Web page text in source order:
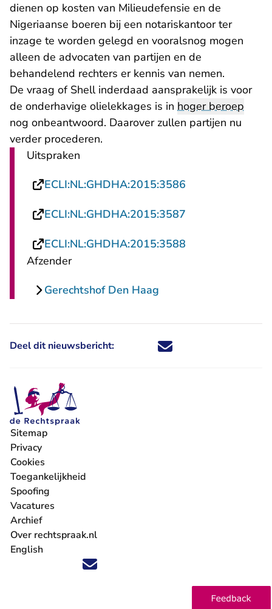
dienen op kosten van Milieudefensie en de
Nigeriaanse boeren bij een notariskantoor ter
inzage te worden gelegd en vooralsnog mogen
alleen de advocaten van partijen en de
behandelend rechters er kennis van nemen.
De vraag of Shell inderdaad aansprakelijk is voor
de onderhavige olielekkages is in hoger beroep
nog onbeantwoord. Daarover zullen partijen nu
verder procederen.
Uitspraken
ECLI:NL:GHDHA:2015:3586
ECLI:NL:GHDHA:2015:3587
ECLI:NL:GHDHA:2015:3588
Afzender
Gerechtshof Den Haag
Deel dit nieuwsbericht: Deel dit nieuwsbericht via X -
Deel dit nieuwsbericht via
Deel dit nieuwsbericht
Deel dit
Volg ons op X (Twitter) - U verlaat Rechtspraak.nl
Volg ons op Facebook - U verlaat Rechtspraak.nl
Volg ons op Instagram - U verlaat Rechtspraak.nl
Volg ons op Youtube - U verlaat Rechtspraak.nl
Volg ons op LinkedIn - U verlaat
'Blijf op de hoogte' nieuwsbrief - U verlaat
Sitemap
Privacy
Cookies
Toegankelijkheid
Spoofing
Vacatures
- U verlaat Rechtspraak.nl
Archief
Over rechtspraak.nl
English